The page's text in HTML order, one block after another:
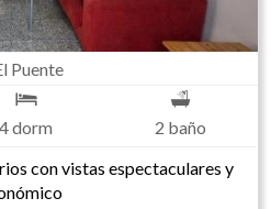
Puente
4 dorm
2 baño
con vistas espectaculares y